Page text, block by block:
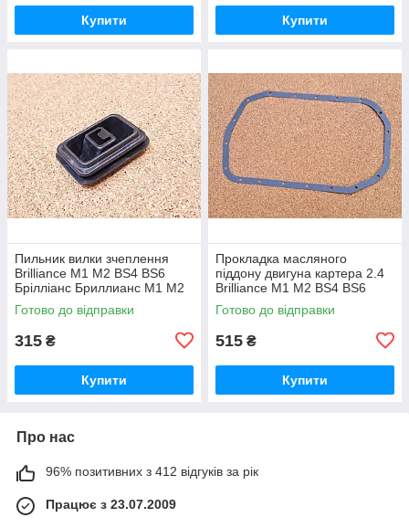
Купити Купити
Пильник вилки зчеплення
Brilliance M1 M2 BS4 BS6
Брілліанс Бриллианс М1 М2
Готово до відправки
315 ₴
Купити
Прокладка масляного
піддону двигуна картера 2.4
Brilliance M1 M2 BS4 BS6
Брілліанс Бриллианс М1 М2
Готово до відправки
515 ₴
Купити
Про нас
96% позитивних з 412 відгуків за рік
Працює з 23.07.2009